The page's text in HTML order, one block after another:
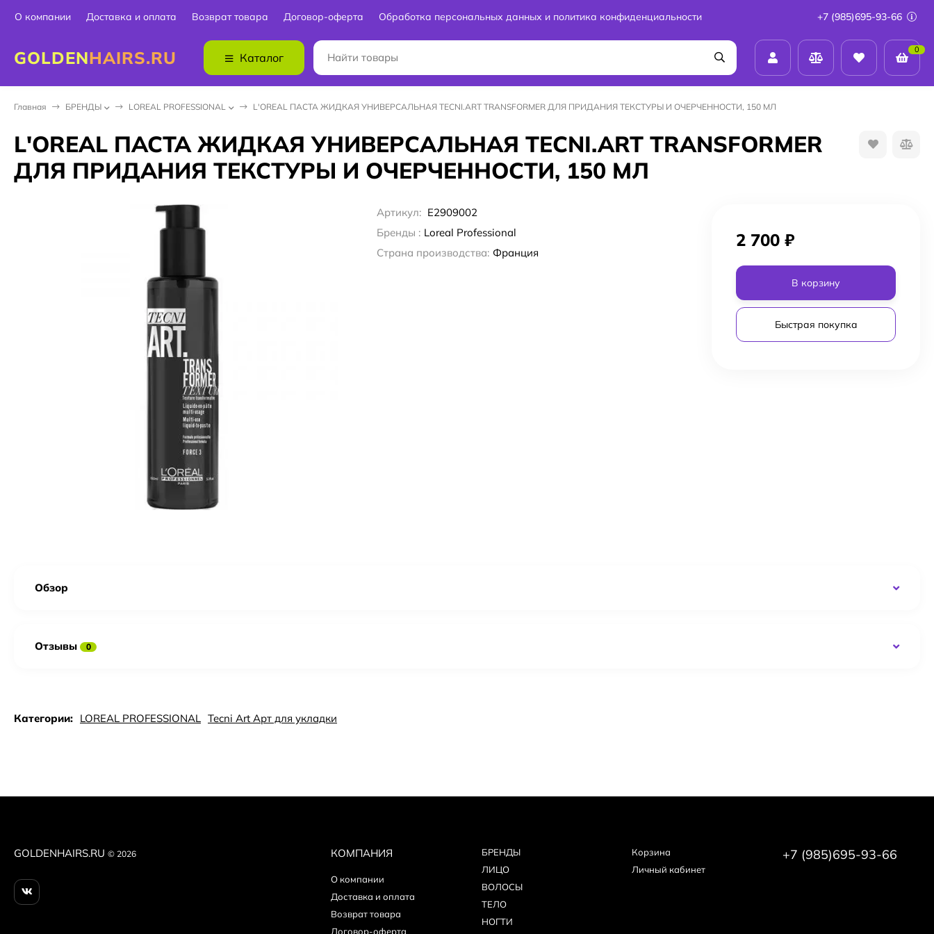
О компании Доставка и оплата Возврат товара Договор-оферта Обработка персональных данных и политика конфиденциальности +7 (985)695-93-66
GOLDENHAIRS.RU Каталог
0
Главная БPEНДЫ LOREAL PROFESSIONAL L'OREAL ПАСТА ЖИДКАЯ УНИВЕРСАЛЬНАЯ TECNI.ART TRANSFORMER ДЛЯ ПРИДАНИЯ ТЕКСТУРЫ И ОЧЕРЧЕННОСТИ, 150 МЛ
L'OREAL ПАСТА ЖИДКАЯ УНИВЕРСАЛЬНАЯ TECNI.ART TRANSFORMER
ДЛЯ ПРИДАНИЯ ТЕКСТУРЫ И ОЧЕРЧЕННОСТИ, 150 МЛ
Артикул: E2909002
Бренды : Loreal Professional
Страна производства: Франция
2 700 ₽
В корзину
Быстрая покупка
Обзор
Отзывы 0
Категории: LOREAL PROFESSIONAL Tecni Art Арт для укладки
GOLDENHAIRS.RU © 2026 КОМПАНИЯ
О компании
Доставка и оплата
Возврат товара
Договор-оферта
БPEНДЫ
ЛИЦО
ВОЛОСЫ
ТЕЛО
НОГТИ
Корзина
Личный кабинет
+7 (985)695-93-66